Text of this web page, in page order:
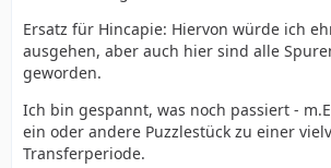
Ersatz für Hincapie: Hiervon würde ich
ausgehen, aber auch hier sind alle
geworden.
Ich bin gespannt, was noch passiert -
ein oder andere Puzzlestück zu einer
Transferperiode.